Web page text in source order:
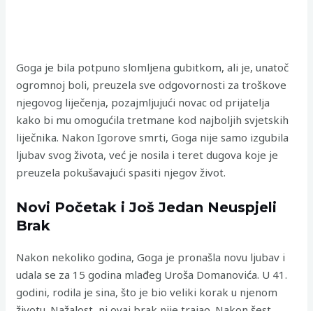
Goga je bila potpuno slomljena gubitkom, ali je, unatoč
ogromnoj boli, preuzela sve odgovornosti za troškove
njegovog liječenja, pozajmljujući novac od prijatelja
kako bi mu omogućila tretmane kod najboljih svjetskih
liječnika. Nakon Igorove smrti, Goga nije samo izgubila
ljubav svog života, već je nosila i teret dugova koje je
preuzela pokušavajući spasiti njegov život.
Novi Početak i Još Jedan Neuspjeli
Brak
Nakon nekoliko godina, Goga je pronašla novu ljubav i
udala se za 15 godina mlađeg Uroša Domanovića. U 41.
godini, rodila je sina, što je bio veliki korak u njenom